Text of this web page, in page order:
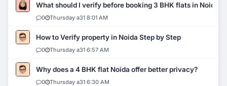
What should I verify before booking 3 BHK flats in Noida?
0 Thursday a31 8:01 AM
How to Verify property in Noida Step by Step
0 Thursday a31 6:57 AM
Why does a 4 BHK flat Noida offer better privacy?
0 Thursday a31 6:30 AM